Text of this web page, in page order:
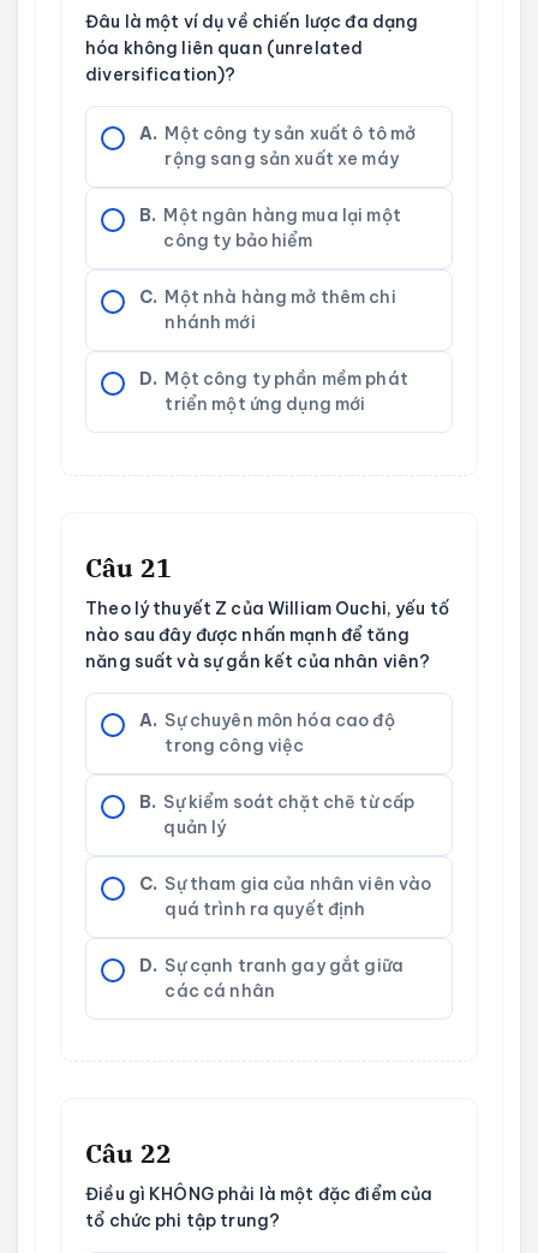
Đâu là một ví dụ về chiến lược đa dạng
hóa không liên quan (unrelated
diversification)?
A. Một công ty sản xuất ô tô mở
rộng sang sản xuất xe máy
B. Một ngân hàng mua lại một
công ty bảo hiểm
C. Một nhà hàng mở thêm chi
nhánh mới
D. Một công ty phần mềm phát
triển một ứng dụng mới
Câu 21
Theo lý thuyết Z của William Ouchi, yếu tố
nào sau đây được nhấn mạnh để tăng
năng suất và sự gắn kết của nhân viên?
A. Sự chuyên môn hóa cao độ
trong công việc
B. Sự kiểm soát chặt chẽ từ cấp
quản lý
C. Sự tham gia của nhân viên vào
quá trình ra quyết định
D. Sự cạnh tranh gay gắt giữa
các cá nhân
Câu 22
Điều gì KHÔNG phải là một đặc điểm của
tổ chức phi tập trung?